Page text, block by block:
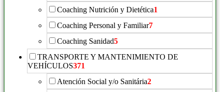
Coaching Nutrición y Dietética1
Coaching Personal y Familiar7
Coaching Sanidad5
TRANSPORTE Y MANTENIMIENTO DE
VEHÍCULOS371
Atención Social y/o Sanitária2